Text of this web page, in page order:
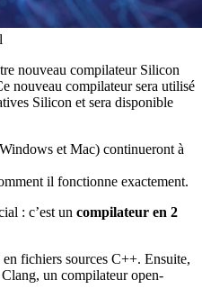
nouveau compilateur Silicon
nouveau compilateur sera utilisé
Silicon et sera disponible
et Mac) continueront à
il fonctionne exactement.
: c’est un compilateur en 2
fichiers sources C++. Ensuite,
un compilateur open-